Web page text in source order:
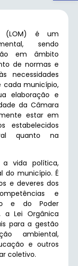
(LOM) é um
sendo
em âmbito
de normas e
necessidades
cada município,
elaboração e
da Câmara
estar em
estabelecidos
quanto na
vida política,
do município. É
e deveres dos
e
e do Poder
a Lei Orgânica
para a gestão
ambiental,
e outros
coletivo.